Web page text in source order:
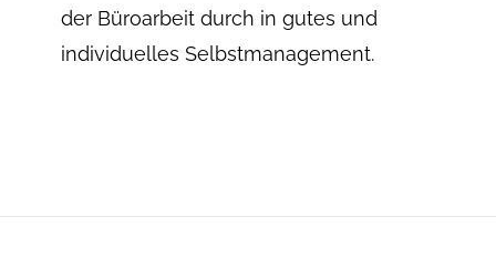
der Büroarbeit durch in gutes und
individuelles Selbstmanagement.